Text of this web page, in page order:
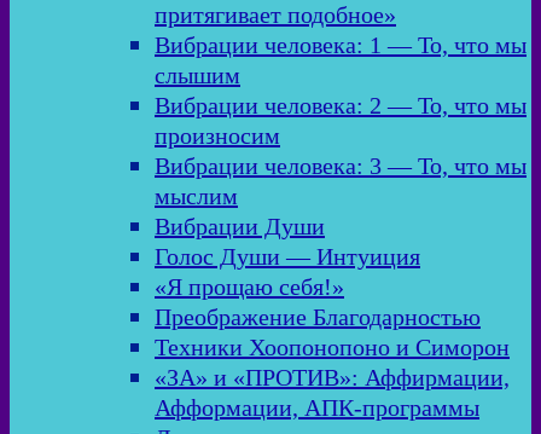
притягивает подобное»
Вибрации человека: 1 — То, что мы
слышим
Вибрации человека: 2 — То, что мы
произносим
Вибрации человека: 3 — То, что мы
мыслим
Вибрации Души
Голос Души — Интуиция
«Я прощаю себя!»
Преображение Благодарностью
Техники Хоопонопоно и Симорон
«ЗА» и «ПРОТИВ»: Аффирмации,
Афформации, АПК-программы